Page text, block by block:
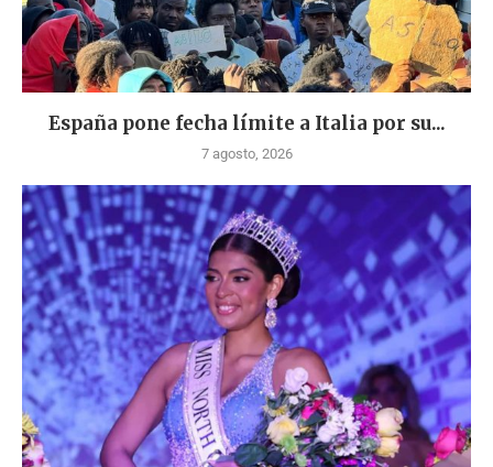
España pone fecha límite a Italia por su...
7 agosto, 2026